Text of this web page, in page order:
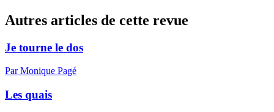
Autres articles de cette revue
Je tourne le dos
Par Monique Pagé
Les quais